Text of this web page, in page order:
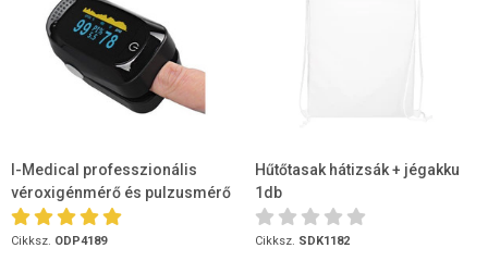
I-Medical professzionális
véroxigénmérő és pulzusmérő
OLED kijelzővel pulzoximé...
Cikksz. ODP4189
Hűtőtasak hátizsák + jégakku
1db
Cikksz. SDK1182